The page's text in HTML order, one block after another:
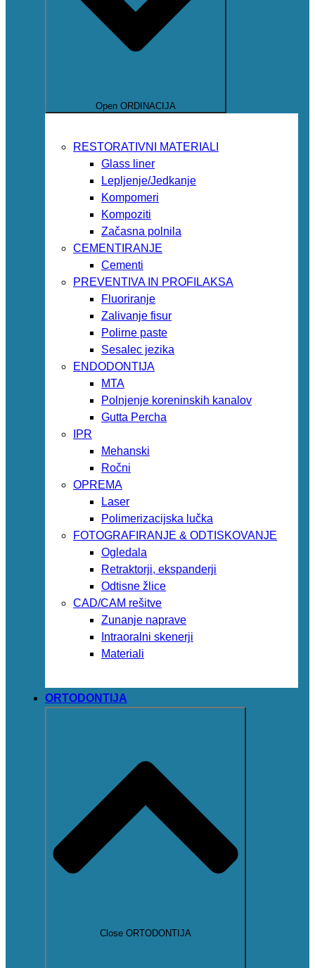
Open ORDINACIJA
RESTORATIVNI MATERIALI
Glass liner
Lepljenje/Jedkanje
Kompomeri
Kompoziti
Začasna polnila
CEMENTIRANJE
Cementi
PREVENTIVA IN PROFILAKSA
Fluoriranje
Zalivanje fisur
Polirne paste
Sesalec jezika
ENDODONTIJA
MTA
Polnjenje koreninskih kanalov
Gutta Percha
IPR
Mehanski
Ročni
OPREMA
Laser
Polimerizacijska lučka
FOTOGRAFIRANJE & ODTISKOVANJE
Ogledala
Retraktorji, ekspanderji
Odtisne žlice
CAD/CAM rešitve
Zunanje naprave
Intraoralni skenerji
Materiali
ORTODONTIJA
Close ORTODONTIJA